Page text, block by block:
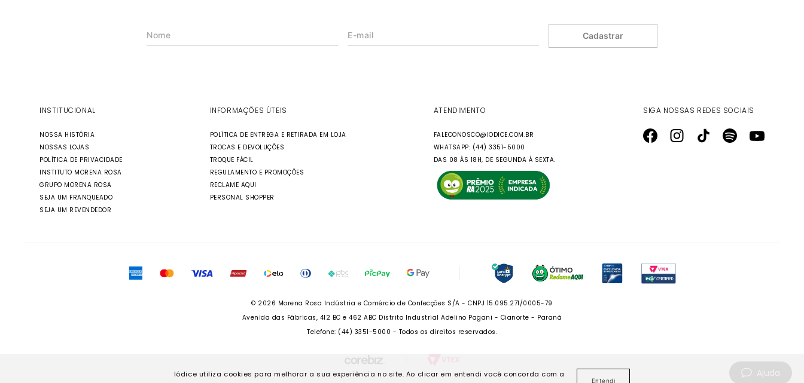
Iódice utiliza cookies para melhorar a sua experiência no site. Ao clicar em entendi você concorda com a
Entendi
Ajuda
Cadastrar
INSTITUCIONAL
NOSSA HISTÓRIA
NOSSAS LOJAS
POLÍTICA DE PRIVACIDADE
INSTITUTO MORENA ROSA
GRUPO MORENA ROSA
SEJA UM FRANQUEADO
SEJA UM REVENDEDOR
INFORMAÇÕES ÚTEIS
POLÍTICA DE ENTREGA E RETIRADA EM LOJA
TROCAS E DEVOLUÇÕES
TROQUE FÁCIL
REGULAMENTO E PROMOÇÕES
RECLAME AQUI
PERSONAL SHOPPER
ATENDIMENTO
FALECONOSCO@IODICE.COM.BR
WHATSAPP: (44) 3351-5000
DAS 08 ÀS 18H, DE SEGUNDA À SEXTA.
SIGA NOSSAS REDES SOCIAIS
© 2026 Morena Rosa Indústria e Comércio de Confecções S/A - CNPJ 15.095.271/0005-79
Avenida das Fábricas, 412 BC e 462 ABC Distrito Industrial Adelino Pagani - Cianorte - Paraná
Telefone: (44) 3351-5000 - Todos os direitos reservados.